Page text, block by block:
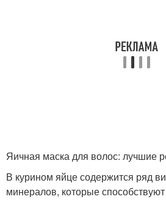
Яичная маска для волос: лучшие
В курином яйце содержится ряд
минералов, которые